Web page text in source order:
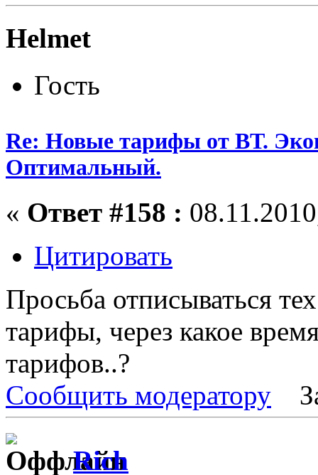
Helmet
Гость
Re: Новые тарифы от ВТ.
Оптимальный.
« Ответ #158 :
Цитировать
Просьба отписываться
тарифы, через какое
тарифов..?
Сообщить модератору
Rich